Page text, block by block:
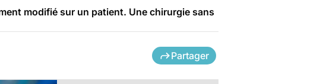
modifié sur un patient. Une chirurgie sans
Partager